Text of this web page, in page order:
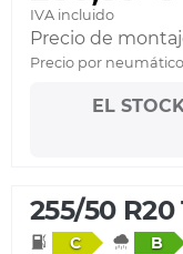
IVA incluido
Precio de
Precio por neumático
EL
255/50 R20
C B